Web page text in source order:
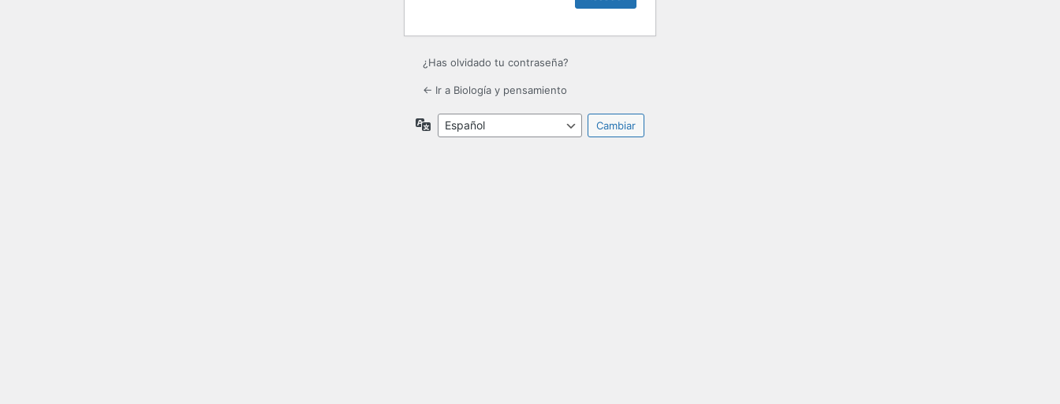
¿Has olvidado tu contraseña?
← Ir a Biología y pensamiento
Idioma